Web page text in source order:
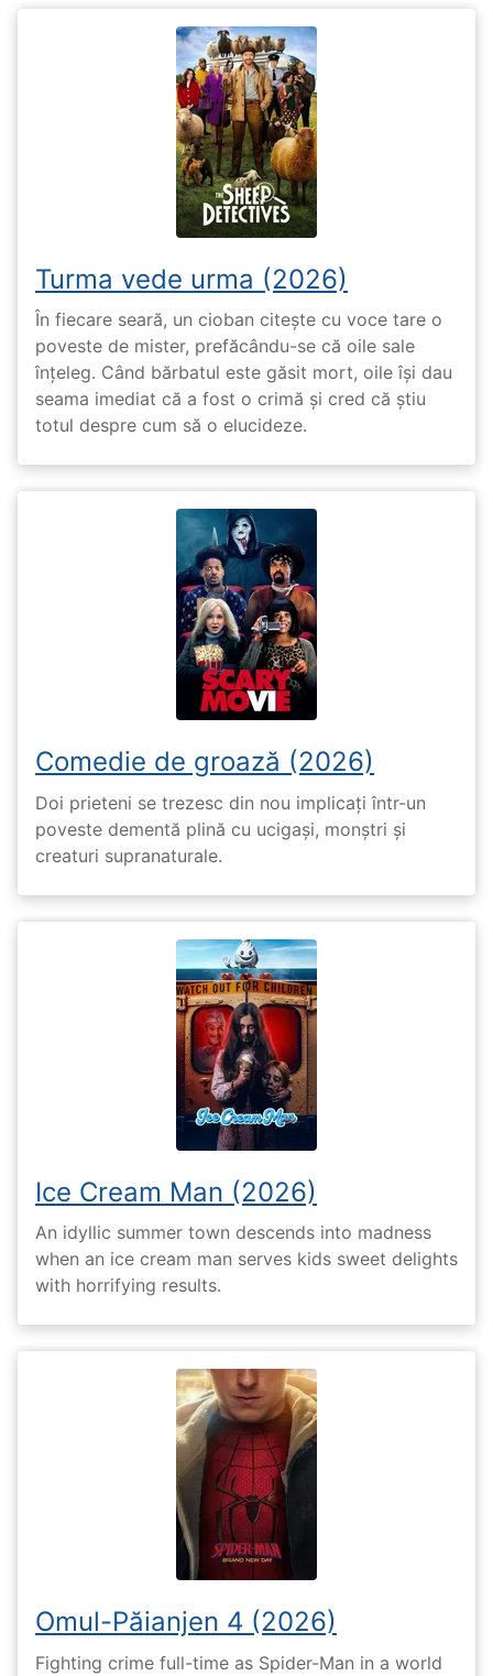
Turma vede urma (2026)
În fiecare seară, un cioban citește cu voce tare o
poveste de mister, prefăcându-se că oile sale
înțeleg. Când bărbatul este găsit mort, oile își dau
seama imediat că a fost o crimă și cred că știu
totul despre cum să o elucideze.
Comedie de groază (2026)
Doi prieteni se trezesc din nou implicați într-un
poveste dementă plină cu ucigași, monștri și
creaturi supranaturale.
Ice Cream Man (2026)
An idyllic summer town descends into madness
when an ice cream man serves kids sweet delights
with horrifying results.
Omul-Păianjen 4 (2026)
Fighting crime full-time as Spider-Man in a world